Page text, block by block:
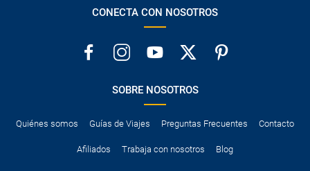
CONECTA CON NOSOTROS
SOBRE NOSOTROS
Quiénes somos Guías de Viajes Preguntas Frecuentes Contacto
Afiliados Trabaja con nosotros Blog